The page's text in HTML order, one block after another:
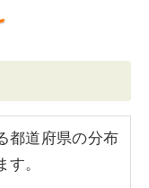
都道府県の分布
。